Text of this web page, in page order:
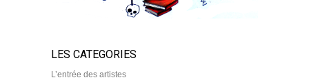
LES CATEGORIES
L’entrée des artistes